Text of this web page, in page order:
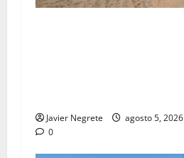
Javier Negrete
agosto 5, 2026
0